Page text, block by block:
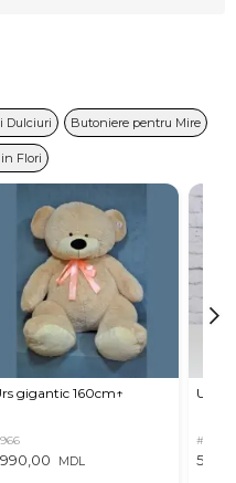
Dulciuri Butoniere pentru Mire
Flori
gigantic 160cm↑
MDL
Urs
#11